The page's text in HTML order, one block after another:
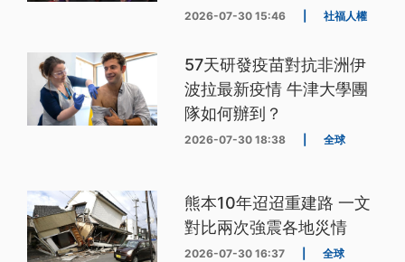
2026-07-30 15:46 社福人權
57天研發疫苗對抗非洲伊
波拉最新疫情 牛津大學團
隊如何辦到？
2026-07-30 18:38 全球
熊本10年迢迢重建路 一文
對比兩次強震各地災情
2026-07-30 16:37 全球